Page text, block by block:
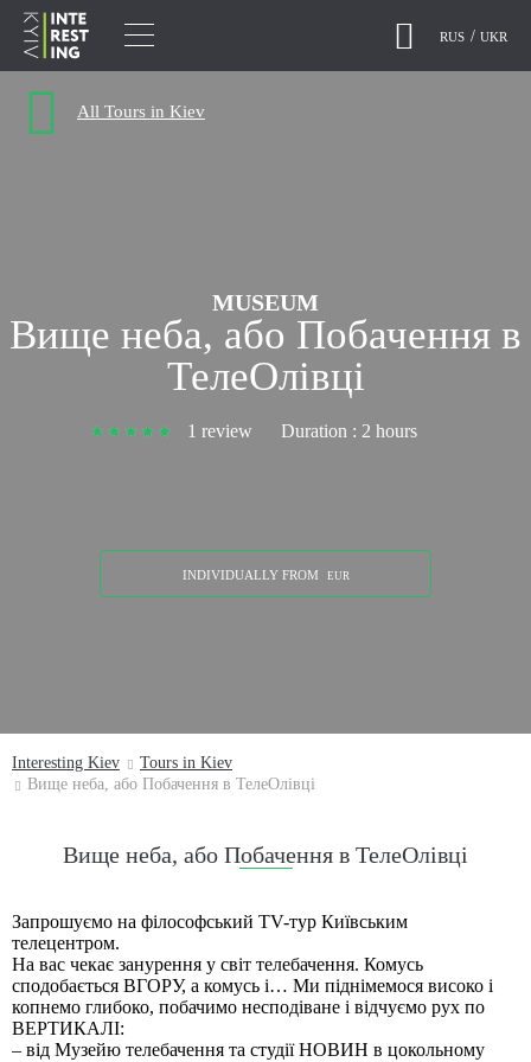
RUS UKR
All Tours in Kiev
MUSEUM
Вище неба, або Побачення в
ТелеОлівці
1 review Duration : 2 hours
INDIVIDUALLY FROM EUR
Interesting Kiev
Tours in Kiev
Вище неба, або Побачення в ТелеОлівці
Вище неба, або Побачення в ТелеОлівці
Запрошуємо на філософський TV-тур Київським
телецентром.
На вас чекає занурення у світ телебачення. Комусь
сподобається ВГОРУ, а комусь і… Ми піднімемося високо і
копнемо глибоко, побачимо несподіване і відчуємо рух по
ВЕРТИКАЛІ:
– від Музейю телебачення та студії НОВИН в цокольному